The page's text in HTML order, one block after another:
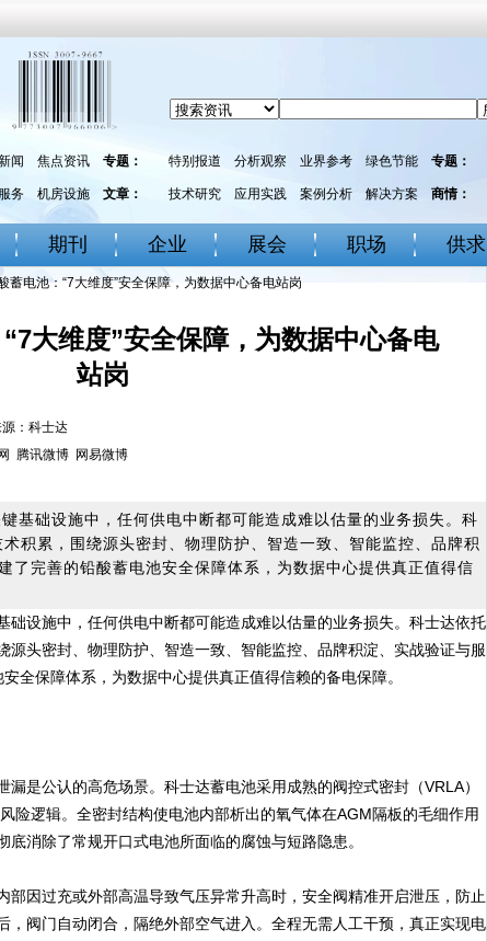
闻 焦点资讯 专题： 特别报道 分析观察 业界参考 绿色节能 专题：
务 机房设施 文章： 技术研究 应用实践 案例分析 解决方案 商情：
期刊 企业 展会 职场 供求
蓄电池：“7大维度”安全保障，为数据中心备电站岗
大维度”安全保障，为数据中心备电
站岗
：科士达
腾讯微博 网易微博
基础设施中，任何供电中断都可能造成难以估量的业务损失。科
积累，围绕源头密封、物理防护、智造一致、智能监控、品牌积
了完善的铅酸蓄电池安全保障体系，为数据中心提供真正值得信
础设施中，任何供电中断都可能造成难以估量的业务损失。科士达依托
源头密封、物理防护、智造一致、智能监控、品牌积淀、实战验证与服
全保障体系，为数据中心提供真正值得信赖的备电保障。
公认的高危场景。科士达蓄电池采用成熟的阀控式密封（VRLA）
险逻辑。全密封结构使电池内部析出的氧气体在AGM隔板的毛细作用
消除了常规开口式电池所面临的腐蚀与短路隐患。
因过充或外部高温导致气压异常升高时，安全阀精准开启泄压，防止
，阀门自动闭合，隔绝外部空气进入。全程无需人工干预，真正实现电